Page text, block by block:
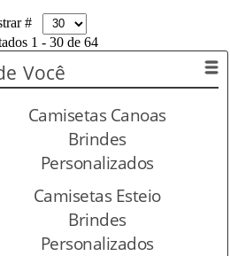
#
1 - 30 de 64
Você
Camisetas Canoas
Brindes
Personalizados
Camisetas Esteio
Brindes
Personalizados